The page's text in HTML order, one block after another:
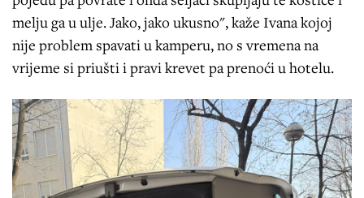
melju ga u ulje. Jako, jako ukusno", kaže Ivana kojoj
nije problem spavati u kamperu, no s vremena na
vrijeme si priušti i pravi krevet pa prenoći u hotelu.